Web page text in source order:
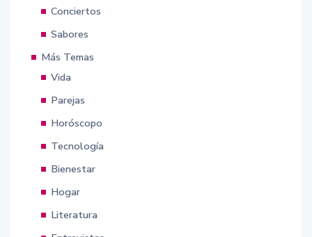
Conciertos
Sabores
Más Temas
Vida
Parejas
Horóscopo
Tecnología
Bienestar
Hogar
Literatura